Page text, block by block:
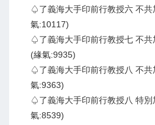
♤了義海大手印前行教授六 不共
氣:10117)
♤了義海大手印前行教授七 不共
(緣氣:9935)
♤了義海大手印前行教授八 不共
氣:9363)
♤了義海大手印前行教授八 特別
氣:8539)